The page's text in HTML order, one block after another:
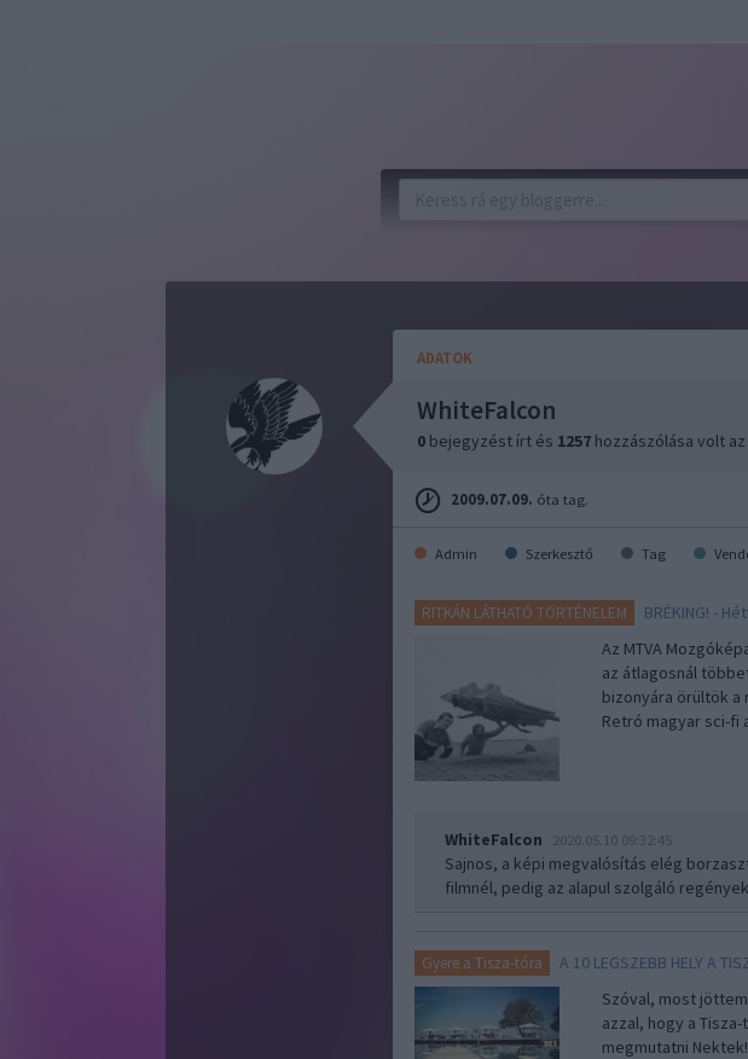
ADATOK
WhiteFalcon
0 bejegyzést írt és 1257 hozzászólása volt
2009.07.09. óta tag.
Admin Szerkesztő Tag
RITKÁN LÁTHATÓ TÖRTÉNELEM BRÉKING! -
Az MTVA
az átlagosnál
bizonyára örültök a
Retró magyar sci-fi
WhiteFalcon 2020.05.10 09:32:45
Sajnos, a képi megvalósítás elég
filmnél, pedig az alapul szolgáló
Gyere a Tisza-tóra A 10 LEGSZEBB HELY A
Szóval, most
azzal, hogy a
megmutatni